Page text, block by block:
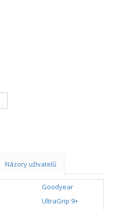
Názory uživatelů
Goodyear
UltraGrip 9+